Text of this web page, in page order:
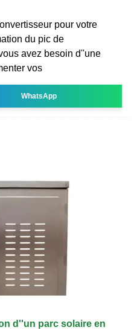
pour votre
du pic de
avez besoin d''une
vos
WhatsApp
d''un parc solaire en